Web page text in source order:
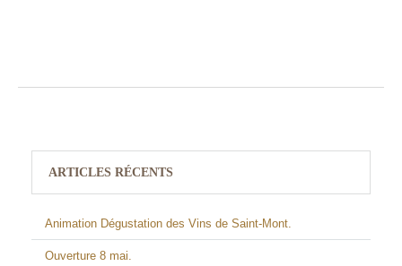
ARTICLES RÉCENTS
Animation Dégustation des Vins de Saint-Mont.
Ouverture 8 mai.